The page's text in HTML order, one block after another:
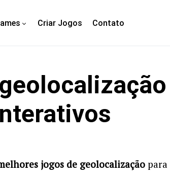
Criar Jogos Contato
jogos de geolocalização para